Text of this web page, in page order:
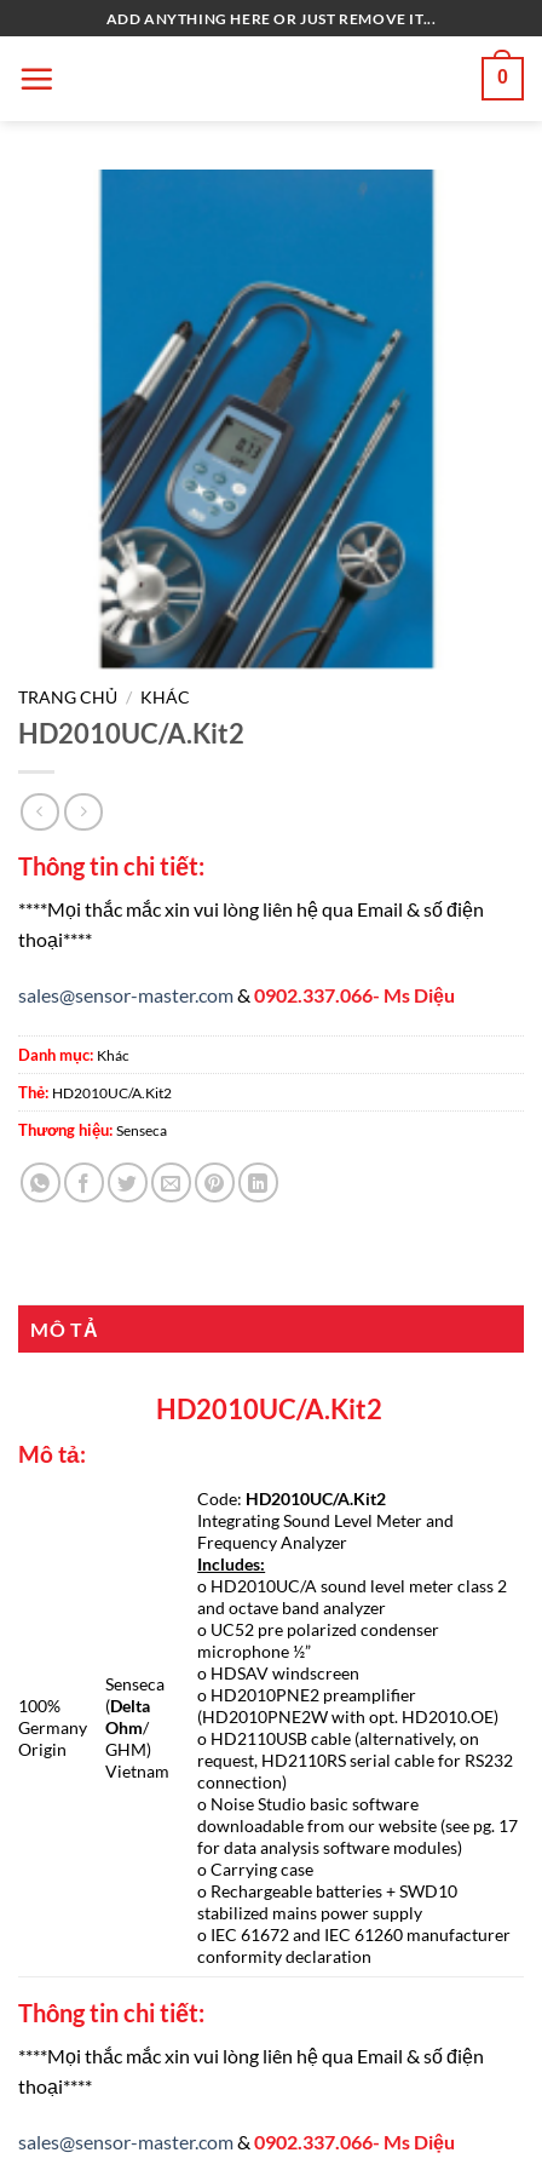
qua
nội
ADD ANYTHING HERE OR JUST REMOVE IT...
0
TRANG CHỦ / KHÁC
HD2010UC/A.Kit2
Thông tin chi tiết:
****Mọi thắc mắc xin vui lòng liên hệ qua Email & số điện
thoại****
sales@sensor-master.com& 0902.337.066- Ms Diệu
Danh mục: Khác
Thẻ: HD2010UC/A.Kit2
Thương hiệu: Senseca
MÔ TẢ
HD2010UC/A.Kit2
Mô tả:
100%
Germany
Origin
Senseca
(Delta
Ohm/
GHM)
Vietnam
Code: HD2010UC/A.Kit2
Integrating Sound Level Meter and
Frequency Analyzer
Includes:
o HD2010UC/A sound level meter class 2
and octave band analyzer
o UC52 pre polarized condenser
microphone ½”
o HDSAV windscreen
o HD2010PNE2 preamplifier
(HD2010PNE2W with opt. HD2010.OE)
o HD2110USB cable (alternatively, on
request, HD2110RS serial cable for RS232
connection)
o Noise Studio basic software
downloadable from our website (see pg. 17
for data analysis software modules)
o Carrying case
o Rechargeable batteries + SWD10
stabilized mains power supply
o IEC 61672 and IEC 61260 manufacturer
conformity declaration
Thông tin chi tiết:
****Mọi thắc mắc xin vui lòng liên hệ qua Email & số điện
thoại****
sales@sensor-master.com& 0902.337.066- Ms Diệu